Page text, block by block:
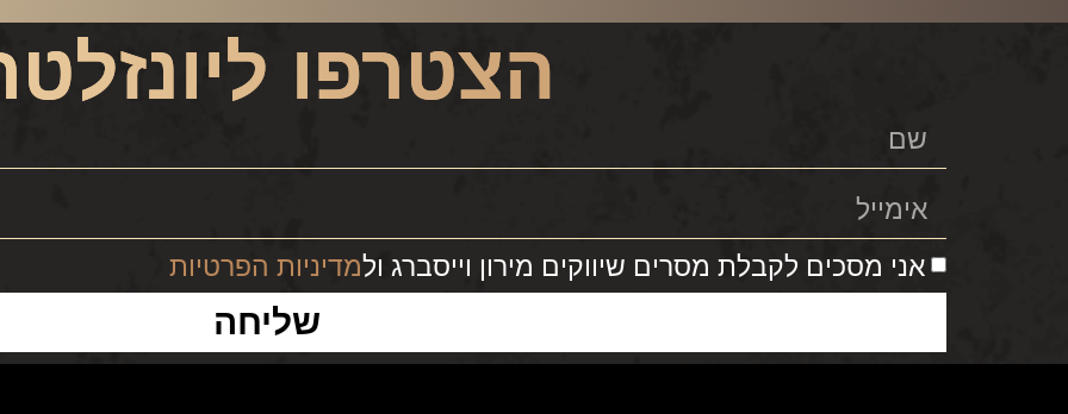
הצטרפו
אני מסכים לקבלת מסרים שיווקים מירון וייסברג ולמדיניות הפרטיות
שליחה